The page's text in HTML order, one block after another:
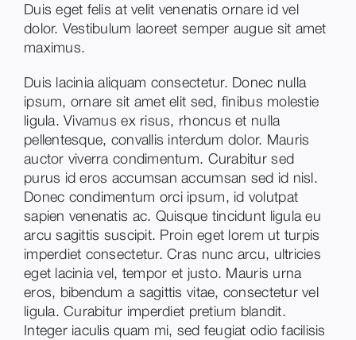
Duis eget felis at velit venenatis ornare id vel
dolor. Vestibulum laoreet semper augue sit amet
maximus.
Duis lacinia aliquam consectetur. Donec nulla
ipsum, ornare sit amet elit sed, finibus molestie
ligula. Vivamus ex risus, rhoncus et nulla
pellentesque, convallis interdum dolor. Mauris
auctor viverra condimentum. Curabitur sed
purus id eros accumsan accumsan sed id nisl.
Donec condimentum orci ipsum, id volutpat
sapien venenatis ac. Quisque tincidunt ligula eu
arcu sagittis suscipit. Proin eget lorem ut turpis
imperdiet consectetur. Cras nunc arcu, ultricies
eget lacinia vel, tempor et justo. Mauris urna
eros, bibendum a sagittis vitae, consectetur vel
ligula. Curabitur imperdiet pretium blandit.
Integer iaculis quam mi, sed feugiat odio facilisis